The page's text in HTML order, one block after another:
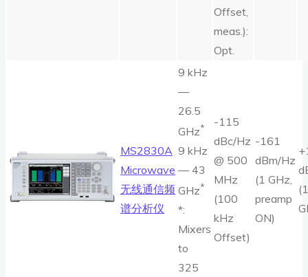
Offset,
meas.):
Opt.
MS2830A
Microwave
无线通信频
谱分析仪
9 kHz
—
26.5
GHz*
9 kHz
— 43
GHz*
*:
Mixers
to
325
-115
dBc/Hz
@ 500
MHz
(100
kHz
Offset)
-161
dBm/Hz
(1 GHz,
preamp
ON)
(1